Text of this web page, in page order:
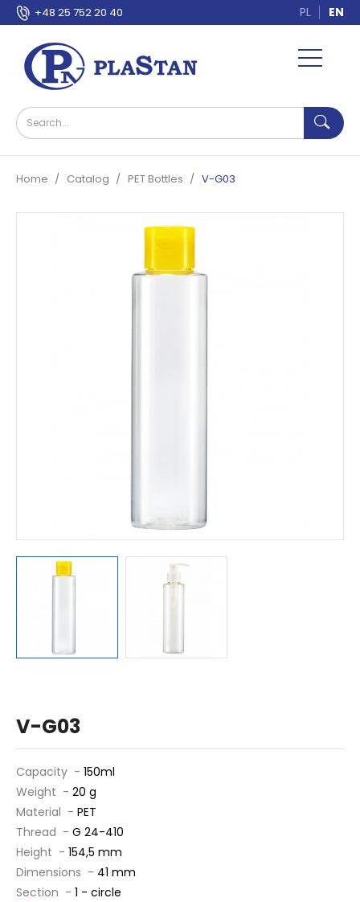
+48 25 752 20 40 PL EN
Home Catalog PET Bottles V-G03
V-G03
Capacity - 150ml
Weight - 20 g
Material - PET
Thread - G 24-410
Height - 154,5 mm
Dimensions - 41 mm
Section - 1 - circle